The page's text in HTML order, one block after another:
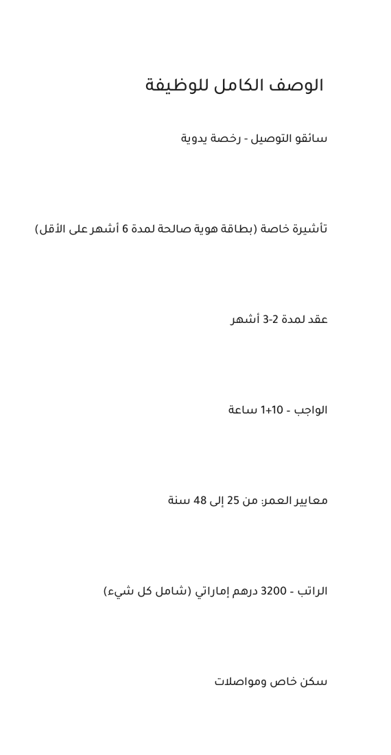
الوصف الكامل للوظيفة
سائقو التوصيل - رخصة يدوية
تأشيرة خاصة (بطاقة هوية صالحة لمدة 6 أشهر على الأقل)
عقد لمدة 2-3 أشهر
الواجب – 10+1 ساعة
معايير العمر: من 25 إلى 48 سنة
الراتب – 3200 درهم إماراتي (شامل كل شيء)
سكن خاص ومواصلات